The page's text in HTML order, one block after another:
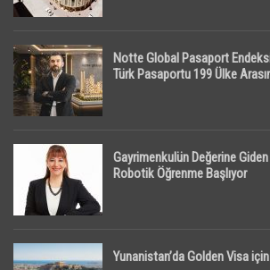
Notte Global Pasaport
Türk Pasaportu 199 Ülke
Gayrimenkulün Değerine
Robotik Öğrenme Başlıyor
Yunanistan’da Golden Visa